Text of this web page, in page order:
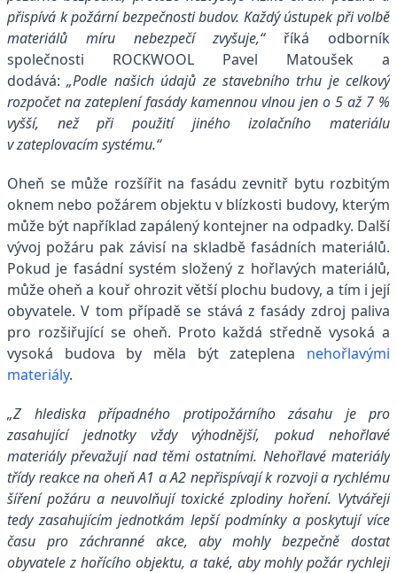
přispívá k požární bezpečnosti budov. Každý ústupek při volbě
materiálů míru nebezpečí zvyšuje,“říká odborník
společnosti ROCKWOOL Pavel Matoušek a
dodává:„Podle našich údajů ze stavebního trhu je celkový
rozpočet na zateplení fasády kamennou vlnou jen o 5 až 7 %
vyšší, než při použití jiného izolačního materiálu
v zateplovacím systému.“
Oheň se může rozšířit na fasádu zevnitř bytu rozbitým
oknem nebo požárem objektu v blízkosti budovy, kterým
může být například zapálený kontejner na odpadky. Další
vývoj požáru pak závisí na skladbě fasádních materiálů.
Pokud je fasádní systém složený z hořlavých materiálů,
může oheň a kouř ohrozit větší plochu budovy, a tím i její
obyvatele. V tom případě se stává z fasády zdroj paliva
pro rozšiřující se oheň. Proto každá středně vysoká a
vysoká budova by měla být zateplena nehořlavými
materiály.
„Z hlediska případného protipožárního zásahu je pro
zasahující jednotky vždy výhodnější, pokud nehořlavé
materiály převažují nad těmi ostatními. Nehořlavé materiály
třídy reakce na oheň A1 a A2 nepřispívají k rozvoji a rychlému
šíření požáru a neuvolňují toxické zplodiny hoření. Vytvářejí
tedy zasahujícím jednotkám lepší podmínky a poskytují více
času pro záchranné akce, aby mohly bezpečně dostat
obyvatele z hořícího objektu, a také, aby mohly požár rychleji